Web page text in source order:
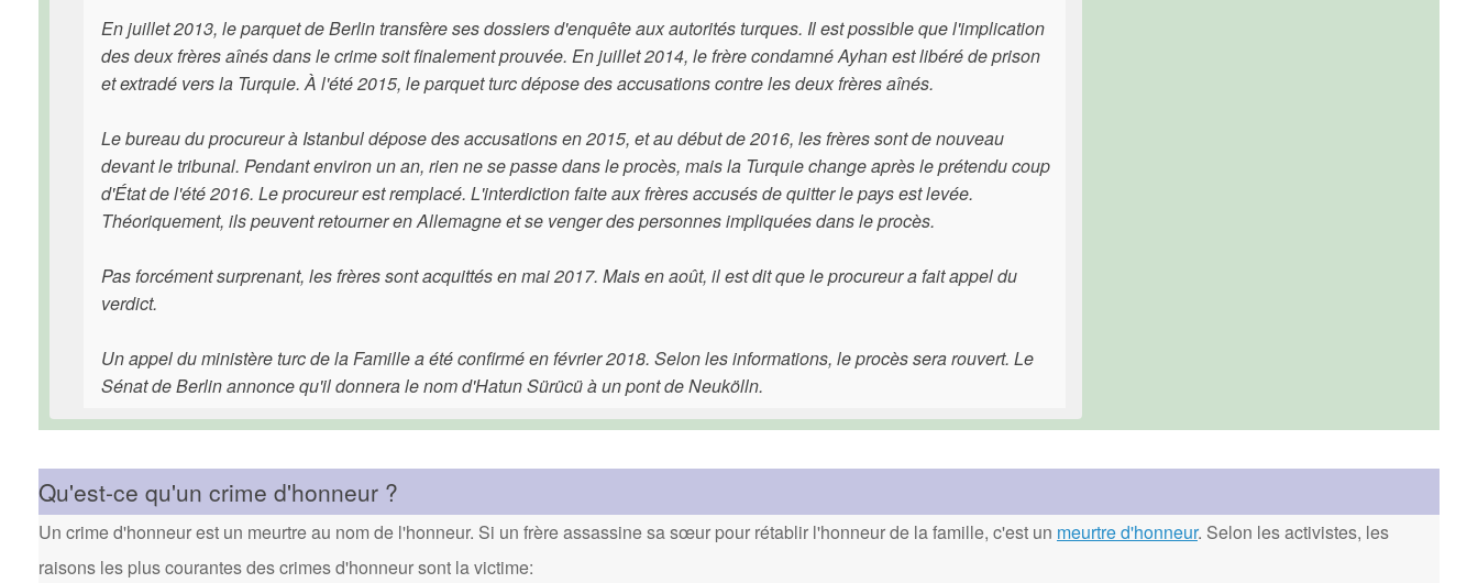
En juillet 2013, le parquet de Berlin transfère ses dossiers d'enquête aux autorités turques. Il est possible que l'implication
des deux frères aînés dans le crime soit finalement prouvée. En juillet 2014, le frère condamné Ayhan est libéré de prison
et extradé vers la Turquie. À l'été 2015, le parquet turc dépose des accusations contre les deux frères aînés.
Le bureau du procureur à Istanbul dépose des accusations en 2015, et au début de 2016, les frères sont de nouveau
devant le tribunal. Pendant environ un an, rien ne se passe dans le procès, mais la Turquie change après le prétendu coup
d'État de l'été 2016. Le procureur est remplacé. L'interdiction faite aux frères accusés de quitter le pays est levée.
Théoriquement, ils peuvent retourner en Allemagne et se venger des personnes impliquées dans le procès.
Pas forcément surprenant, les frères sont acquittés en mai 2017. Mais en août, il est dit que le procureur a fait appel du
verdict.
Un appel du ministère turc de la Famille a été confirmé en février 2018. Selon les informations, le procès sera rouvert. Le
Sénat de Berlin annonce qu'il donnera le nom d'Hatun Sürücü à un pont de Neukölln.
Qu'est-ce qu'un crime d'honneur ?
Un crime d'honneur est un meurtre au nom de l'honneur. Si un frère assassine sa sœur pour rétablir l'honneur de la famille, c'est un meurtre d'honneur. Selon les activistes, les
raisons les plus courantes des crimes d'honneur sont la victime: